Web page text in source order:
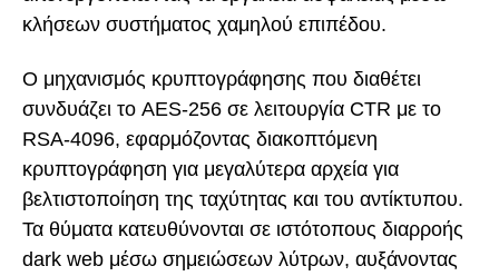
κλήσεων συστήματος χαμηλού επιπέδου.
Ο μηχανισμός κρυπτογράφησης που διαθέτει
συνδυάζει το AES-256 σε λειτουργία CTR με το
RSA-4096, εφαρμόζοντας διακοπτόμενη
κρυπτογράφηση για μεγαλύτερα αρχεία για
βελτιστοποίηση της ταχύτητας και του αντίκτυπου.
Τα θύματα κατευθύνονται σε ιστότοπους διαρροής
dark web μέσω σημειώσεων λύτρων, αυξάνοντας